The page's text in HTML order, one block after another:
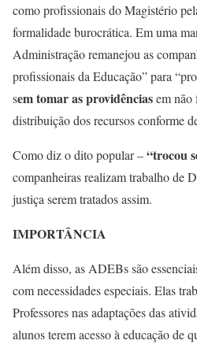
como profissionais do Magistério
formalidade burocrática. Em uma
Administração remanejou as
profissionais da Educação” para
sem tomar as providênciasem não
distribuição dos recursos conforme
Como diz o dito popular –“trocou
companheiras realizam trabalho de
justiça serem tratados assim.
IMPORTÂNCIA
Além disso, as ADEBs são
com necessidades especiais. Elas
Professores nas adaptações das
alunos terem acesso à educação de